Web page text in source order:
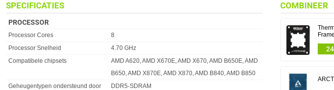
SPECIFICATIES
PROCESSOR
Eigenschap Waarde
Processor Cores
8
Processor Snelheid
4.70 GHz
Compatibele chipsets
AMD A620, AMD X670E, AMD X670, AMD B650E, AMD
B650, AMD X870E, AMD X870, AMD B840, AMD B850
Geheugentypen ondersteund door
DDR5-SDRAM
COMBINEER
Frame